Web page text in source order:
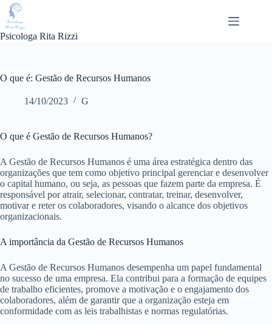
Pular
para
conteúdo
Psicologa Rita Rizzi
O que é: Gestão de Recursos Humanos
14/10/2023 G
O que é Gestão de Recursos Humanos?
A Gestão de Recursos Humanos é uma área estratégica dentro das
organizações que tem como objetivo principal gerenciar e desenvolver
o capital humano, ou seja, as pessoas que fazem parte da empresa. É
responsável por atrair, selecionar, contratar, treinar, desenvolver,
motivar e reter os colaboradores, visando o alcance dos objetivos
organizacionais.
A importância da Gestão de Recursos Humanos
A Gestão de Recursos Humanos desempenha um papel fundamental
no sucesso de uma empresa. Ela contribui para a formação de equipes
de trabalho eficientes, promove a motivação e o engajamento dos
colaboradores, além de garantir que a organização esteja em
conformidade com as leis trabalhistas e normas regulatórias.